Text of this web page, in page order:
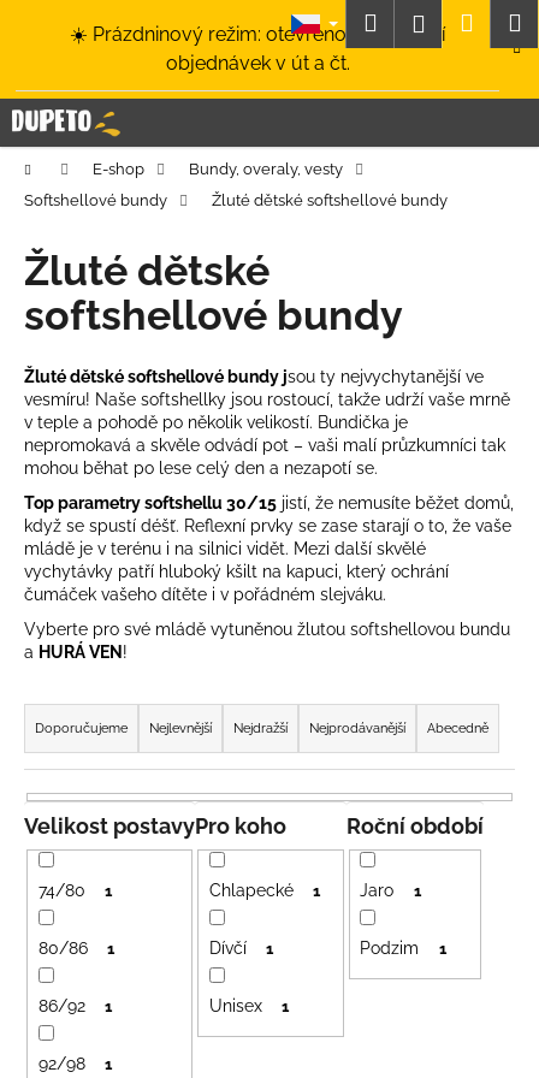
☀️ Prázdninový režim: otevřeno a odesílání
objednávek v út a čt.
HledatPřihlášení
Domů E-shop
Bundy, overaly, vesty
Softshellové bundy
Žluté dětské softshellové bundy
Žluté dětské
softshellové bundy
Žluté dětské softshellové bundy jsou ty nejvychytanější ve
vesmíru! Naše softshellky jsou rostoucí, takže udrží vaše mrně
v teple a pohodě po několik velikostí. Bundička je
nepromokavá a skvěle odvádí pot – vaši malí průzkumníci tak
mohou běhat po lese celý den a nezapotí se.
Top parametry softshellu 30/15 jistí, že nemusíte běžet domů,
když se spustí déšť. Reflexní prvky se zase starají o to, že vaše
mládě je v terénu i na silnici vidět. Mezi další skvělé
vychytávky patří hluboký kšilt na kapuci, který ochrání
čumáček vašeho dítěte i v pořádném slejváku.
Vyberte pro své mládě vytuněnou žlutou softshellovou bundu
a HURÁ VEN !
Ř
a
z
e
n
í
p
o
d
u
Doporučujeme Nejlevnější Nejdražší Nejprodávanější Abecedně
Pro koho
Chlapecké 1
Dívčí 1
Unisex 1
Roční období
Jaro 1
Podzim 1
Velikost postavy
74/80 1
80/86 1
86/92 1
92/98 1
í
k C
o
p
t
ř
e
u
j
e
t
e
n
a
j
í
t
?
HLEDAT
D
p